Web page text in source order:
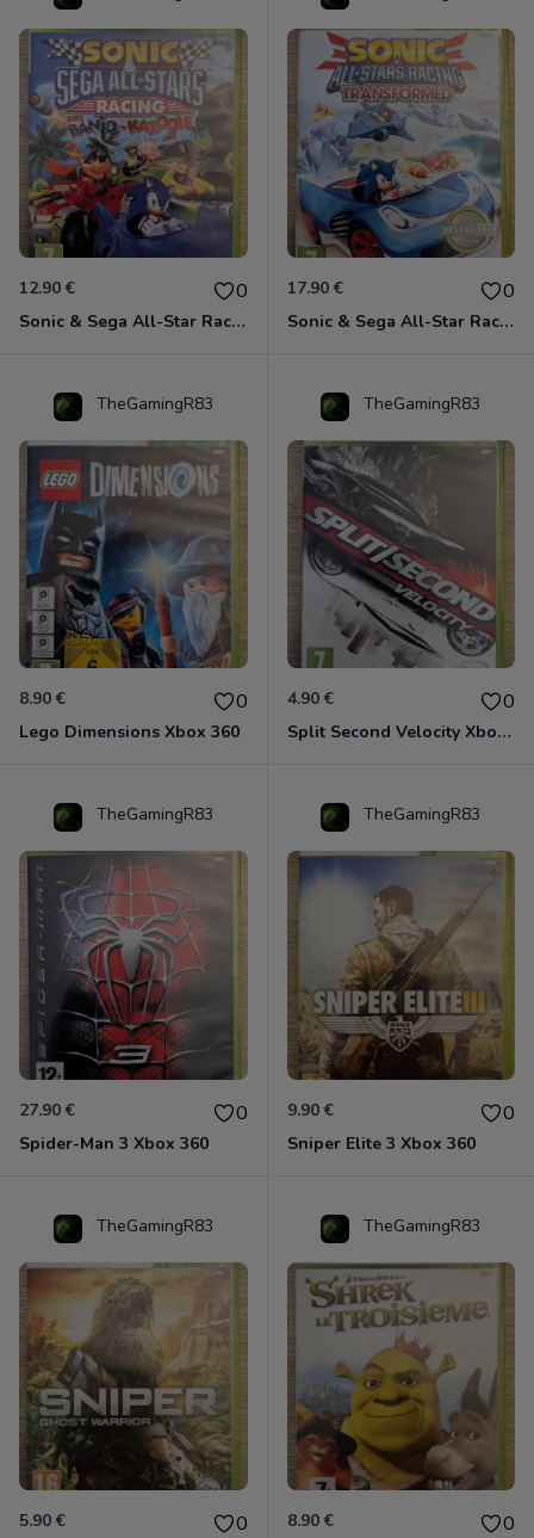
12.90 € 0
Sonic & Sega All-Star Racing avec Banjo-Kazooie Xbox 360
17.90 € 0
Sonic & Sega All-Star Racing - Transformed Xbox 360
TheGamingR83
8.90 € 0
Lego Dimensions Xbox 360
TheGamingR83
4.90 € 0
Split Second Velocity Xbox 360
TheGamingR83
27.90 € 0
Spider-Man 3 Xbox 360
TheGamingR83
9.90 € 0
Sniper Elite 3 Xbox 360
TheGamingR83
5.90 € 0
TheGamingR83
8.90 € 0